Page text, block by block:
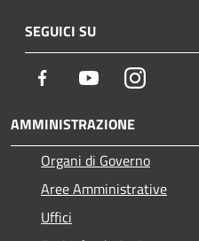
SEGUICI SU
Facebook YoutubeInstagram
AMMINISTRAZIONE
Organi di Governo
Aree Amministrative
Uffici